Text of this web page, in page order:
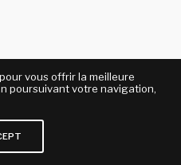
pour vous offrir la meilleure
poursuivant votre navigation,